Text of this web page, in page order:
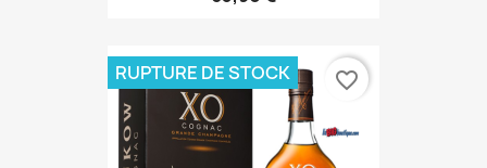
RUPTURE DE STOCK favorite_border